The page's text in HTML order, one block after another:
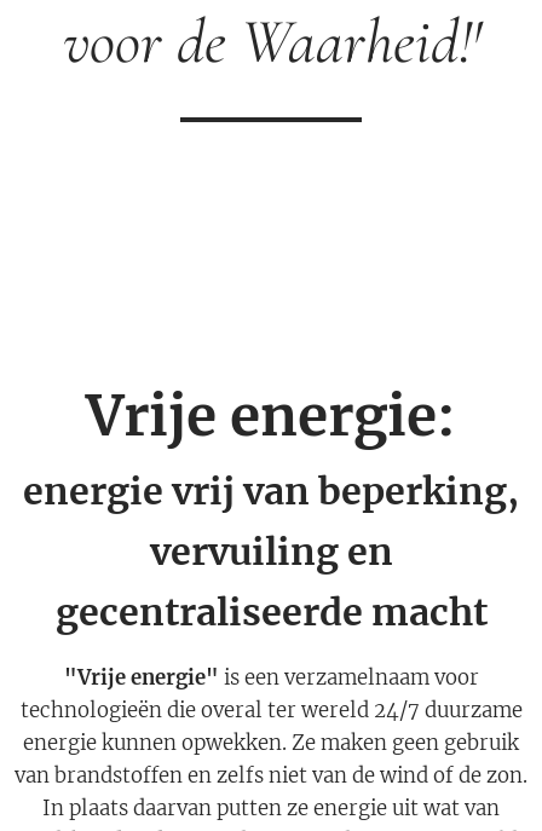
voor de Waarheid!'
Vrije energie:
energie vrij van beperking,
vervuiling en
gecentraliseerde macht
"Vrije energie" is een verzamelnaam voor
technologieën die overal ter wereld 24/7 duurzame
energie kunnen opwekken. Ze maken geen gebruik
van brandstoffen en zelfs niet van de wind of de zon.
In plaats daarvan putten ze energie uit wat van